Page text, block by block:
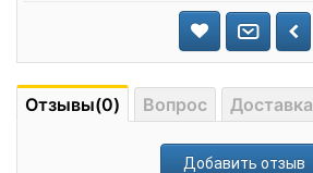
Отзывы(0) Вопрос Доставка
Добавить отзыв